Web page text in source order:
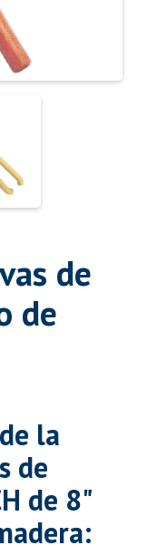
de
de
la
de
de 8"